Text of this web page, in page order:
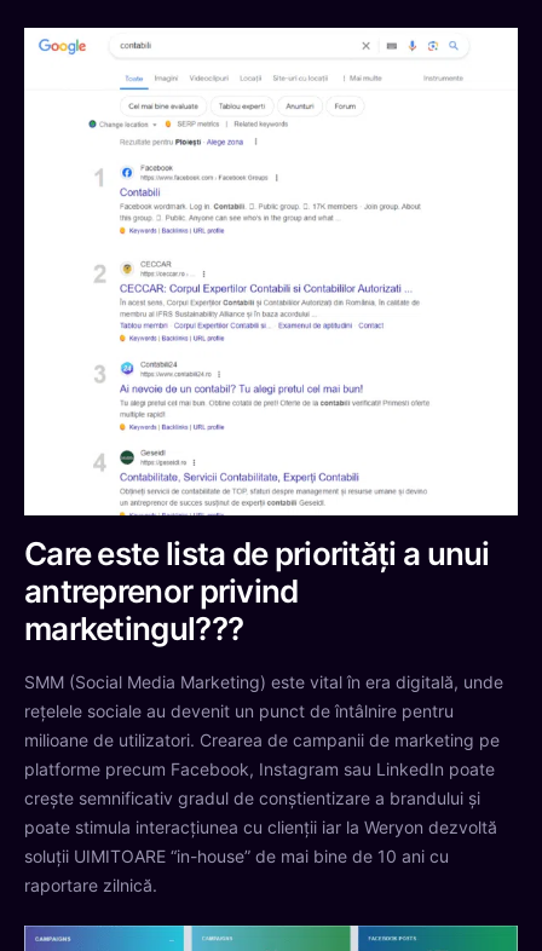
Care este lista de priorități a unui
antreprenor privind
marketingul???
SMM (Social Media Marketing) este vital în era digitală, unde
rețelele sociale au devenit un punct de întâlnire pentru
milioane de utilizatori. Crearea de campanii de marketing pe
platforme precum Facebook, Instagram sau LinkedIn poate
crește semnificativ gradul de conștientizare a brandului și
poate stimula interacțiunea cu clienții iar la Weryon dezvoltă
soluții UIMITOARE “in-house” de mai bine de 10 ani cu
raportare zilnică.